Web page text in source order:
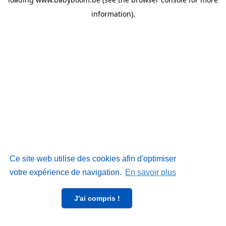
Ce site web utilise des cookies afin d'optimiser
votre expérience de navigation. En savoir plus
J'ai compris !
information).